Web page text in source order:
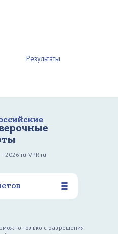
Результаты
2026 ru-VPR.ru
только с разрешения